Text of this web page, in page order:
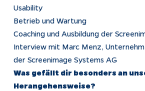
Usability
Betrieb und Wartung
Coaching und Ausbildung der
Interview mit Marc Menz,
der Screenimage Systems AG
Was gefällt dir besonders an
Herangehensweise?